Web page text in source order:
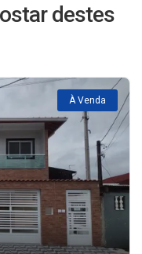
destes
À Venda